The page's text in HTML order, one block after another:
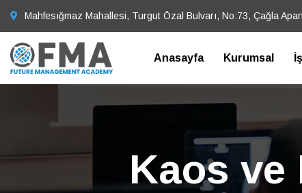
Mahfesığmaz Mahallesi, Turgut Özal Bulvarı, No:73, Çağla
Anasayfa Kurumsal
Kaos